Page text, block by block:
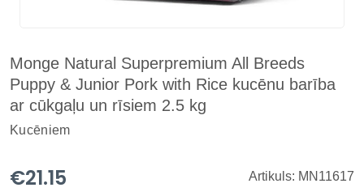
Monge Natural Superpremium All Breeds
Puppy & Junior Pork with Rice kucēnu barība
ar cūkgaļu un rīsiem 2.5 kg
Kucēniem
€21.15 Artikuls: MN11617